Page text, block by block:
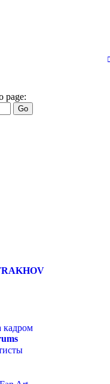
page:
кадром